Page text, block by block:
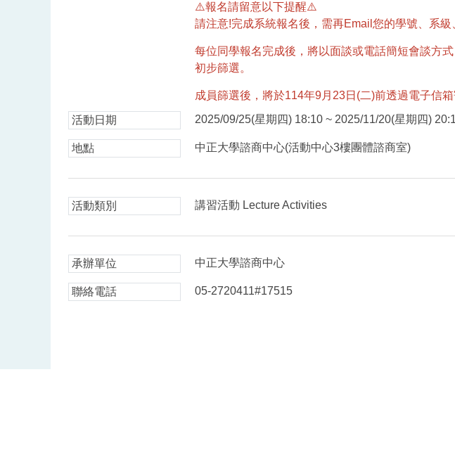
⚠️報名請留意以下提醒⚠️
請注意!完成系統報名後，需再Email您的學號、系
每位同學報名完成後，將以面談或電話簡短會談方
初步篩選。
成員篩選後，將於114年9月23日(二)前透過電子信箱
活動日期 2025/09/25(星期四) 18:10 ~ 2025/11/20(星期四)
地點 中正大學諮商中心(活動中心3樓團體諮商室)
活動類別 講習活動 Lecture Activities
承辦單位 中正大學諮商中心
聯絡電話 05-2720411#17515